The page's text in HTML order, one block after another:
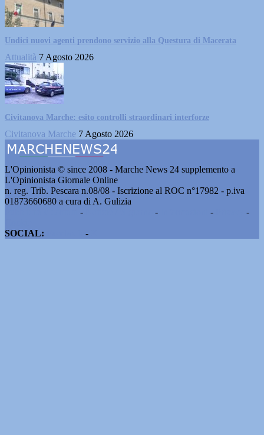
Undici nuovi agenti prendono servizio alla Questura di Macerata
Attualità 7 Agosto 2026
Civitanova Marche: esito controlli straordinari interforze
Civitanova Marche 7 Agosto 2026
L'Opinionista © since 2008 - Marche News 24 supplemento a
L'Opinionista Giornale Online
n. reg. Trib. Pescara n.08/08 - Iscrizione al ROC n°17982 - p.iva
01873660680 a cura di A. Gulizia
- - -
-
SOCIAL:
-